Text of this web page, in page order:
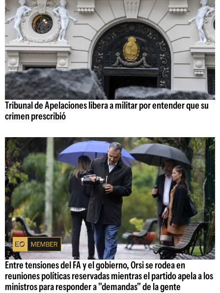
Tribunal de Apelaciones libera a militar por entender que su
crimen prescribió
Entre tensiones del FA y el gobierno, Orsi se rodea en
reuniones políticas reservadas mientras el partido apela a los
ministros para responder a "demandas" de la gente